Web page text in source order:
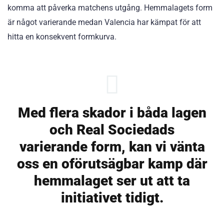
komma att påverka matchens utgång. Hemmalagets form
är något varierande medan Valencia har kämpat för att
hitta en konsekvent formkurva.
Med flera skador i båda lagen
och Real Sociedads
varierande form, kan vi vänta
oss en oförutsägbar kamp där
hemmalaget ser ut att ta
initiativet tidigt.